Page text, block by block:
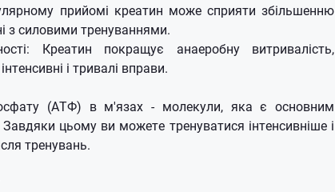
прийомі креатин може сприяти збільшенню
з силовими тренуваннями.
Креатин покращує анаеробну витривалість,
і тривалі вправи.
(АТФ) в м'язах - молекули, яка є основним
цьому ви можете тренуватися інтенсивніше і
тренувань.